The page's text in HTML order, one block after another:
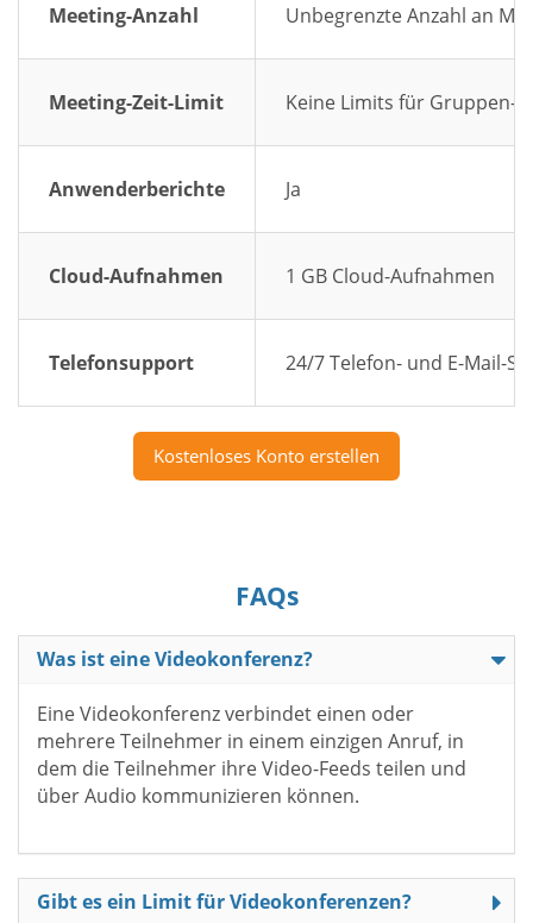
Meeting-Anzahl Unbegrenzte Anzahl an
Meeting-Zeit-Limit Keine Limits für Gruppen-
Anwenderberichte Ja
Cloud-Aufnahmen 1 GB Cloud-Aufnahmen
Telefonsupport 24/7 Telefon- und E-Mail-
Kostenloses Konto erstellen
FAQs
Was ist eine Videokonferenz?
Eine Videokonferenz verbindet einen oder
mehrere Teilnehmer in einem einzigen Anruf, in
dem die Teilnehmer ihre Video-Feeds teilen und
über Audio kommunizieren können.
Gibt es ein Limit für Videokonferenzen?